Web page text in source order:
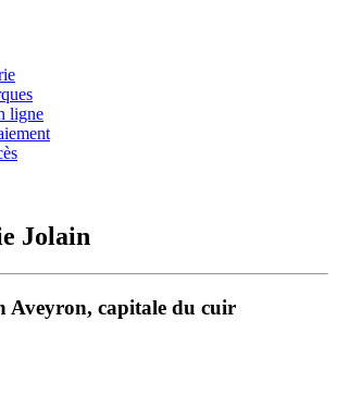
ligne
Jolain
Aveyron, capitale du cuir